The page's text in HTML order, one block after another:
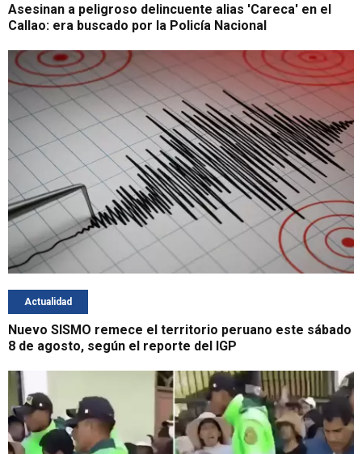
Asesinan a peligroso delincuente alias 'Careca' en el
Callao: era buscado por la Policía Nacional
Actualidad
Nuevo SISMO remece el territorio peruano este sábado
8 de agosto, según el reporte del IGP